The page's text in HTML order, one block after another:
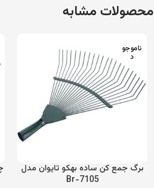
محصولات مشابه
ناموجو
د
برگ جمع کن ساده بهکو تایوان مدل
Br-7105